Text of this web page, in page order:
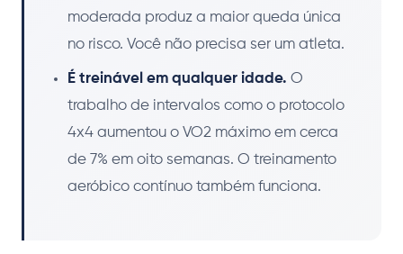
moderada produz a maior queda única
no risco. Você não precisa ser um atleta.
É treinável em qualquer idade. O
trabalho de intervalos como o protocolo
4x4 aumentou o VO2 máximo em cerca
de 7% em oito semanas. O treinamento
aeróbico contínuo também funciona.